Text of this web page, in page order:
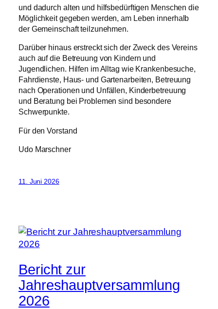
und dadurch alten und hilfsbedürftigen Menschen die
Möglichkeit gegeben werden, am Leben innerhalb
der Gemeinschaft teilzunehmen.
Darüber hinaus erstreckt sich der Zweck des Vereins
auch auf die Betreuung von Kindern und
Jugendlichen. Hilfen im Alltag wie Krankenbesuche,
Fahrdienste, Haus- und Gartenarbeiten, Betreuung
nach Operationen und Unfällen, Kinderbetreuung
und Beratung bei Problemen sind besondere
Schwerpunkte.
Für den Vorstand
Udo Marschner
11. Juni 2026
Bericht zur
Jahreshauptversammlung
2026